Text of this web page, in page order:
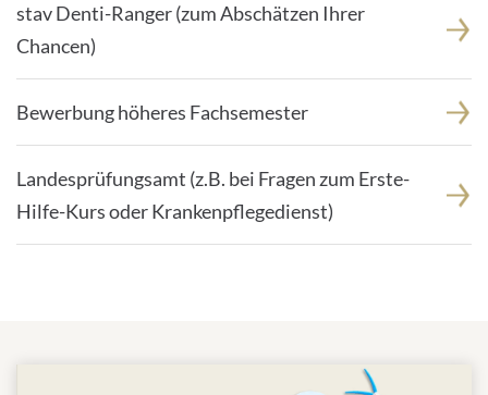
stav Denti-Ranger (zum Abschätzen Ihrer
Chancen)
Bewerbung höheres Fachsemester
Landesprüfungsamt (z.B. bei Fragen zum Erste-
Hilfe-Kurs oder Krankenpflegedienst)